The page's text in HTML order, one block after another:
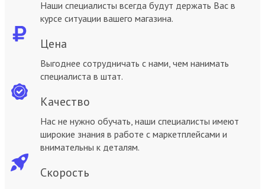
Наши специалисты всегда будут держать Вас в
курсе ситуации вашего магазина.
Цена
Выгоднее сотрудничать с нами, чем нанимать
специалиста в штат.
Качество
Нас не нужно обучать, наши специалисты имеют
широкие знания в работе с маркетплейсами и
внимательны к деталям.
Скорость